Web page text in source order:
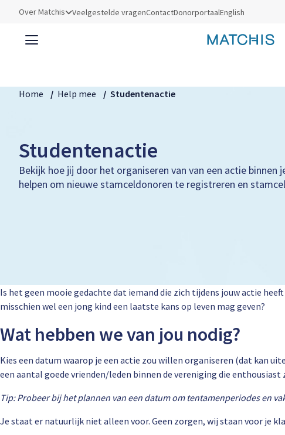
Utilities
Over Matchis Veelgestelde vragenContactDonorportaalEnglish
Kruimelpad
Home Help mee Studentenactie
Studentenactie
Bekijk hoe jij door het organiseren van van een actie
helpen om nieuwe stamceldonoren te registreren en
Is het geen mooie gedachte dat iemand die zich tijdens jouw actie
misschien wel een jong kind een laatste kans op leven mag geven?
Wat hebben we van jou nodig?
Kies een datum waarop je een actie zou willen organiseren (dat kan
een aantal goede vrienden/leden binnen de vereniging die
Tip: Probeer bij het plannen van een datum om tentamenperiodes en
Je staat er natuurlijk niet alleen voor. Geen zorgen, wij staan voor je